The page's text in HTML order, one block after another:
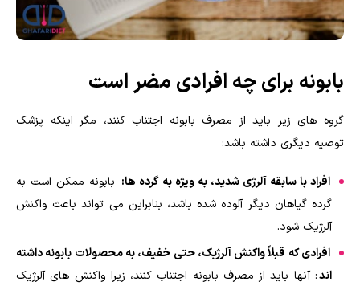
بابونه برای چه افرادی مضر است
گروه های زیر باید از مصرف بابونه اجتناب کنند، مگر اینکه پزشک
توصیه دیگری داشته باشد:
افراد با سابقه آلرژی شدید، به ویژه به گرده ها: بابونه ممکن است به
گرده گیاهان دیگر آلوده شده باشد، بنابراین می تواند باعث واکنش
آلرژیک شود.
افرادی که قبلاً واکنش آلرژیک، حتی خفیف، به محصولات بابونه داشته
اند: آنها باید از مصرف بابونه اجتناب کنند، زیرا واکنش های آلرژیک